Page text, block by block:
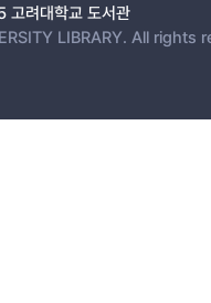
려대학교 도서관
LIBRARY. All rights